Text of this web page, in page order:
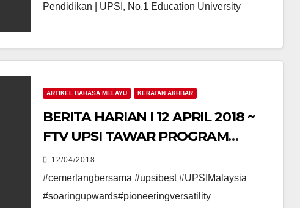
Pendidikan | UPSI, No.1 Education University
ARTIKEL BAHASA MELAYU KERATAN AKHBAR
BERITA HARIAN I 12 APRIL 2018 ~
FTV UPSI TAWAR PROGRAM
SECARA PENYELIDIKAN
12/04/2018
#cemerlangbersama #upsibest #UPSIMalaysia
#soaringupwards#pioneeringversatility